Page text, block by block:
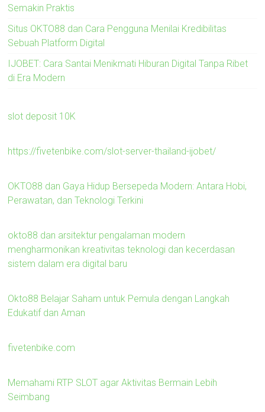
Semakin Praktis
Situs OKTO88 dan Cara Pengguna Menilai Kredibilitas
Sebuah Platform Digital
IJOBET: Cara Santai Menikmati Hiburan Digital Tanpa Ribet
di Era Modern
slot deposit 10K
https://fivetenbike.com/slot-server-thailand-ijobet/
OKTO88 dan Gaya Hidup Bersepeda Modern: Antara Hobi,
Perawatan, dan Teknologi Terkini
okto88 dan arsitektur pengalaman modern
mengharmonikan kreativitas teknologi dan kecerdasan
sistem dalam era digital baru
Okto88 Belajar Saham untuk Pemula dengan Langkah
Edukatif dan Aman
fivetenbike.com
Memahami RTP SLOT agar Aktivitas Bermain Lebih
Seimbang